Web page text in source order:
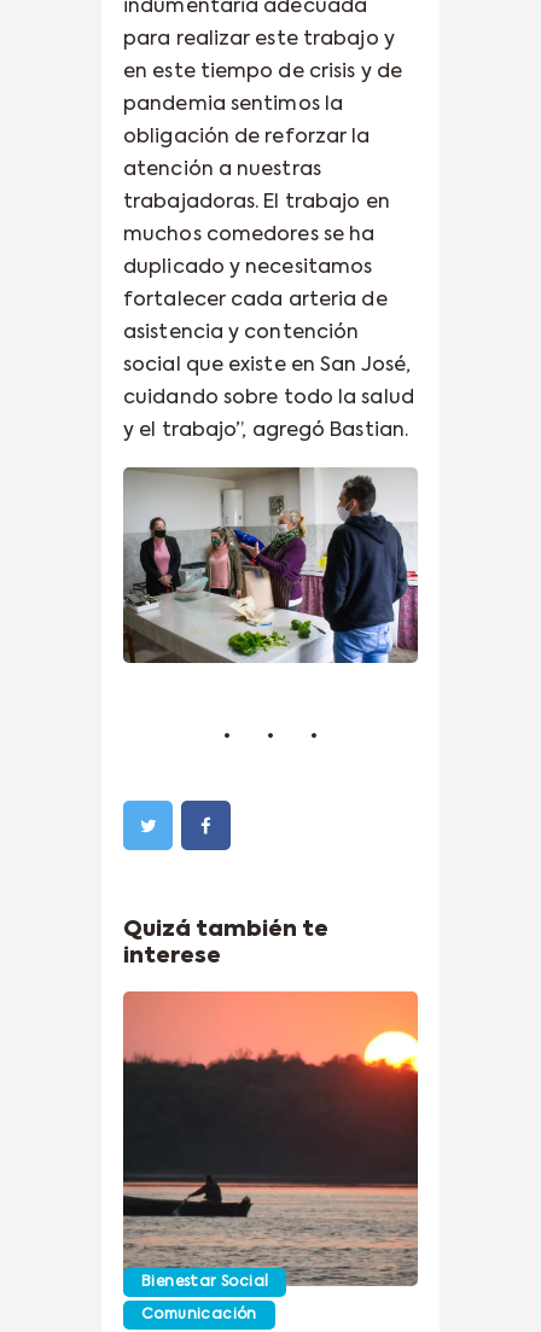
indumentaria adecuada
para realizar este trabajo y
en este tiempo de crisis y de
pandemia sentimos la
obligación de reforzar la
atención a nuestras
trabajadoras. El trabajo en
muchos comedores se ha
duplicado y necesitamos
fortalecer cada arteria de
asistencia y contención
social que existe en San José,
cuidando sobre todo la salud
y el trabajo”, agregó Bastian.
Quizá también te
interese
Bienestar Social
Comunicación